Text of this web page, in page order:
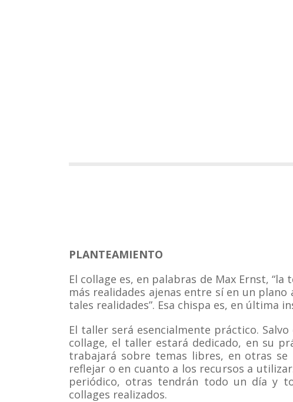
PLANTEAMIENTO
El collage es, en palabras de Max Ernst,
más realidades ajenas entre sí en un
tales realidades”. Esa chispa es, en última
El taller será esencialmente práctico.
collage, el taller estará dedicado, en su
trabajará sobre temas libres, en otras
reflejar o en cuanto a los recursos a
periódico, otras tendrán todo un día y
collages realizados.